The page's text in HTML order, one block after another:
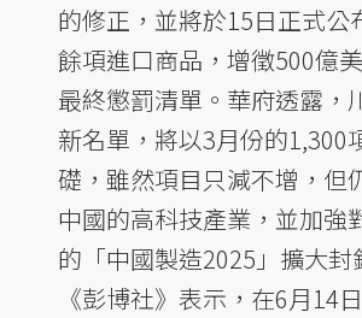
的修正，並將於15日正式公
餘項進口商品，增徵500億
最終懲罰清單。華府透露，
新名單，將以3月份的1,300
礎，雖然項目只減不增，但
中國的高科技產業，並加強
的「中國製造2025」擴大封
《彭博社》表示，在6月